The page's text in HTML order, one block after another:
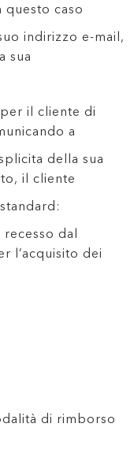
questo caso
indirizzo e-mail,
sua
il cliente di
a
della sua
il cliente
dal
l’acquisito dei
di rimborso